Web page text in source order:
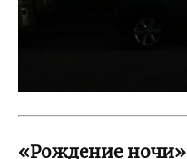
«Рождение ночи»